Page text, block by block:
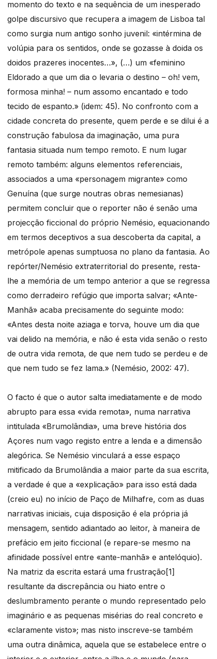
momento do texto e na sequência de um inesperado
golpe discursivo que recupera a imagem de Lisboa tal
como surgia num antigo sonho juvenil: «intérmina de
volúpia para os sentidos, onde se gozasse à doida os
doidos prazeres inocentes…», (…) um «feminino
Eldorado a que um dia o levaria o destino – oh! vem,
formosa minha! – num assomo encantado e todo
tecido de espanto.» (idem: 45). No confronto com a
cidade concreta do presente, quem perde e se dilui é a
construção fabulosa da imaginação, uma pura
fantasia situada num tempo remoto. E num lugar
remoto também: alguns elementos referenciais,
associados a uma «personagem migrante» como
Genuína (que surge noutras obras nemesianas)
permitem concluir que o reporter não é senão uma
projecção ficcional do próprio Nemésio, equacionando
em termos deceptivos a sua descoberta da capital, a
metrópole apenas sumptuosa no plano da fantasia. Ao
repórter/Nemésio extraterritorial do presente, resta-
lhe a memória de um tempo anterior a que se regressa
como derradeiro refúgio que importa salvar; «Ante-
Manhã» acaba precisamente do seguinte modo:
«Antes desta noite aziaga e torva, houve um dia que
vai delido na memória, e não é esta vida senão o resto
de outra vida remota, de que nem tudo se perdeu e de
que nem tudo se fez lama.» (Nemésio, 2002: 47).
O facto é que o autor salta imediatamente e de modo
abrupto para essa «vida remota», numa narrativa
intitulada «Brumolândia», uma breve história dos
Açores num vago registo entre a lenda e a dimensão
alegórica. Se Nemésio vinculará a esse espaço
mitificado da Brumolândia a maior parte da sua escrita,
a verdade é que a «explicação» para isso está dada
(creio eu) no início de Paço de Milhafre, com as duas
narrativas iniciais, cuja disposição é ela própria já
mensagem, sentido adiantado ao leitor, à maneira de
prefácio em jeito ficcional (e repare-se mesmo na
afinidade possível entre «ante-manhã» e antelóquio).
Na matriz da escrita estará uma frustração[1]
resultante da discrepância ou hiato entre o
deslumbramento perante o mundo representado pelo
imaginário e as pequenas misérias do real concreto e
«claramente visto»; mas nisto inscreve-se também
uma outra dinâmica, aquela que se estabelece entre o